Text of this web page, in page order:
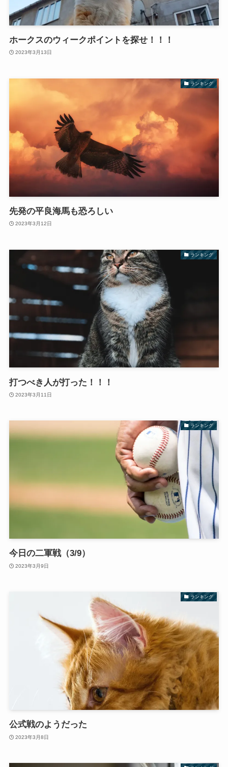
ホークスのウィークポイントを探せ！！！
2023年3月13日
ランキング
先発の平良海馬も恐ろしい
2023年3月12日
ランキング
打つべき人が打った！！！
2023年3月11日
ランキング
今日の二軍戦（3/9）
2023年3月9日
ランキング
公式戦のようだった
2023年3月8日